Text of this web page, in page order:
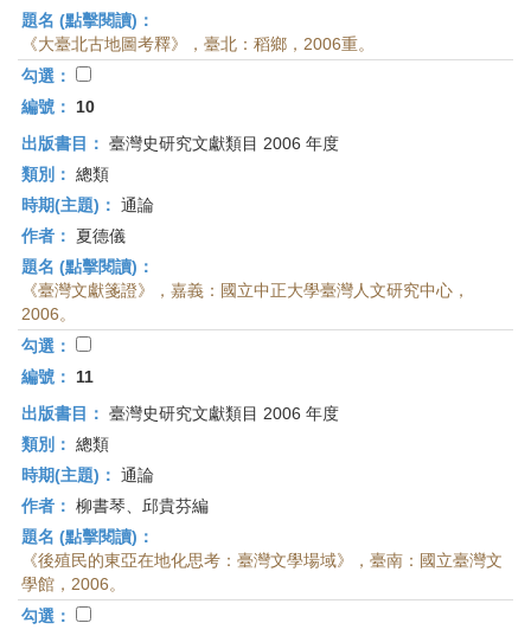
題名 (點擊閱讀)：
《大臺北古地圖考釋》，臺北：稻鄉，2006重。
勾選：
編號：
10
出版書目： 臺灣史研究文獻類目 2006 年度
類別： 總類
時期(主題)： 通論
作者：
夏德儀
題名 (點擊閱讀)：
《臺灣文獻箋證》，嘉義：國立中正大學臺灣人文研究中心，
2006。
勾選：
編號：
11
出版書目： 臺灣史研究文獻類目 2006 年度
類別： 總類
時期(主題)： 通論
作者： 柳書琴、邱貴芬編
題名 (點擊閱讀)：
《後殖民的東亞在地化思考：臺灣文學場域》，臺南：國立臺灣文
學館，2006。
勾選：